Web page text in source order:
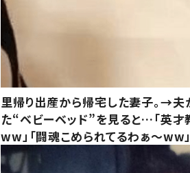
里帰り出産から帰宅した妻子。→夫
た“ベビーベッド”を見ると…「英
ww」「闘魂こめられてるわぁ～ww」